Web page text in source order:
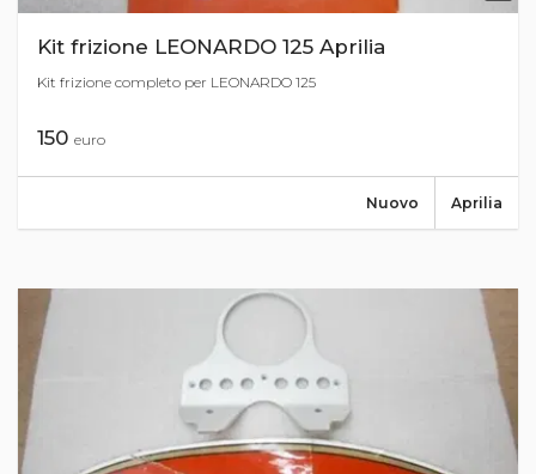
Kit frizione LEONARDO 125 Aprilia
Kit frizione completo per LEONARDO 125
150 euro
Aprilia
Nuovo